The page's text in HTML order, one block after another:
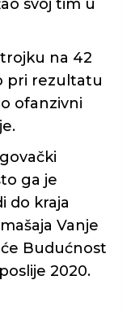
svoj tim u
na 42
pri rezultatu
ofanzivni
ga je
do kraja
Vanje
Budućnost
2020.